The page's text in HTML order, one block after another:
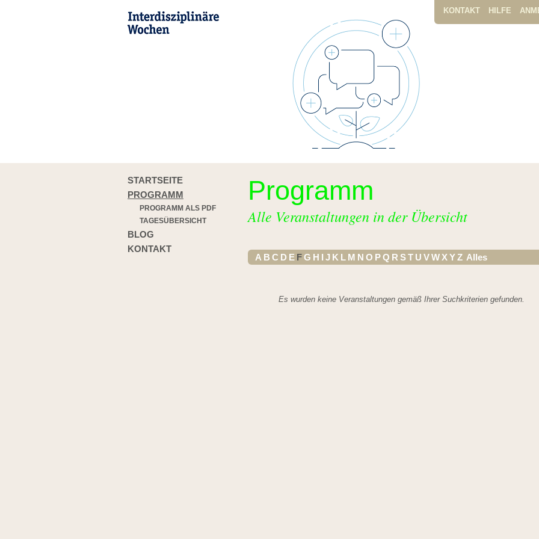
KONTAKT HILFE
STARTSEITE
PROGRAMM
PROGRAMM ALS PDF
TAGESÜBERSICHT
BLOG
KONTAKT
Programm
Alle Veranstaltungen in der Übersicht
A B C D E FG H I J K L M N O PQ R ST U VWXYZ Alles
Es wurden keine Veranstaltungen gemäß Ihrer Suchkriterien gefunden.